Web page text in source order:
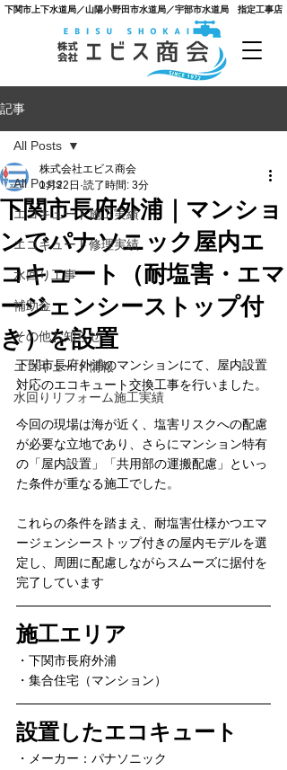
​下関市上下水道局／山陽小野田市水道局／宇部市水道局 指定工事店
記事
All Posts
エコキュート施工実績
エコキュート修理実績
水回り工事
補助金
その他お知らせ
エコキュート情報
水回りリフォーム施工実績
All Posts
下関市長府外浦｜マンショ
ンでパナソニック屋内エ
コキュート（耐塩害・エマ
ージェンシーストップ付
き）を設置
株式会社エビス商会
1月22日 読了時間: 3分
下関市長府外浦のマンションにて、屋内設置
対応のエコキュート交換工事を行いました。
今回の現場は海が近く、塩害リスクへの配慮
が必要な立地であり、さらにマンション特有
の「屋内設置」「共用部の運搬配慮」といっ
た条件が重なる施工でした。
これらの条件を踏まえ、耐塩害仕様かつエマ
ージェンシーストップ付きの屋内モデルを選
定し、周囲に配慮しながらスムーズに据付を
完了しています
施工エリア
・下関市長府外浦
・集合住宅（マンション）
設置したエコキュート
・メーカー：パナソニック